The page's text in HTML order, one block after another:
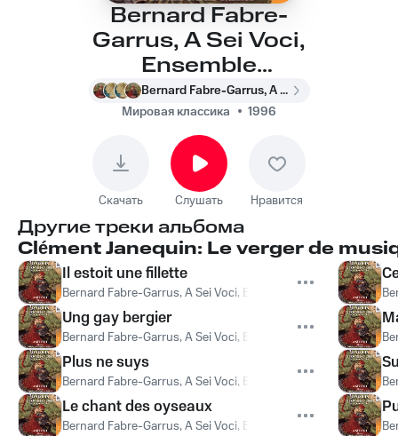
Bernard Fabre-
Garrus, A Sei Voci,
Ensemble
Labyrinthes, A Sei
Voci, Bernard Fabre-
Garrus, Ensemble
Labyrinthes - Ung jour
que madame
Bernard Fabre-Garrus, A Sei Voci, Ensemble Labyrinthes, A Sei Voci, Bernard Fabre-Garrus, Ensemble Labyrinthes
Мировая классика
1996
Скачать Слушать Нравится
Другие треки альбома
Clément Janequin: Le verger de
Il estoit une fillette
Bernard Fabre-Garrus, A Sei Voci, Ensemble Labyrinthes,A
Ung gay bergier
Bernard Fabre-Garrus, A Sei Voci, Ensemble Labyrinthes,A
Plus ne suys
Bernard Fabre-Garrus, A Sei Voci, Ensemble Labyrinthes,A
Le chant des oyseaux
Bernard Fabre-Garrus, A Sei Voci, Ensemble Labyrinthes,A